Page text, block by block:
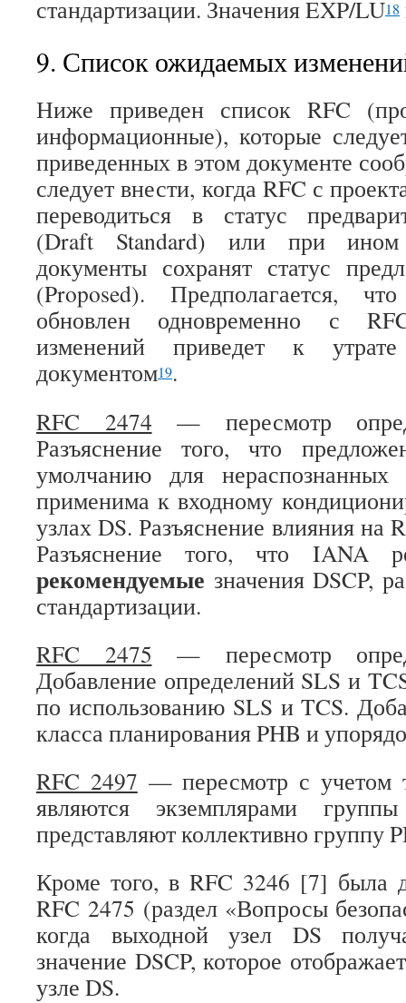
стандартизации. Значения EXP/LU18
9. Список ожидаемых
Ниже приведен список RFC
информационные), которые
приведенных в этом документе
следует внести, когда RFC с
переводиться в статус
(Draft Standard) или при ином
документы сохранят статус
(Proposed). Предполагается,
обновлен одновременно с
изменений приведет к
документом19.
RFC 2474 — пересмотр
Разъяснение того, что
умолчанию для
применима к входному
узлах DS. Разъяснение влияния на
Разъяснение того, что IANA
рекомендуемые значения DSCP,
стандартизации.
RFC 2475 — пересмотр
Добавление определений SLS и
по использованию SLS и TCS.
класса планирования PHB и
RFC 2497 — пересмотр с учетом
являются экземплярами
представляют коллективно группу
Кроме того, в RFC 3246 [7] была
RFC 2475 (раздел «Вопросы
когда выходной узел DS
значение DSCP, которое
узле DS.